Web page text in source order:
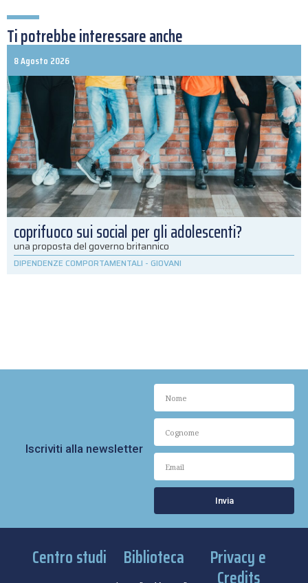
Ti potrebbe interessare anche
8 Agosto 2026
coprifuoco sui social per gli adolescenti?
una proposta del governo britannico
DIPENDENZE COMPORTAMENTALI - GIOVANI
Iscriviti alla newsletter
Invia
Centro studi Biblioteca Privacy e